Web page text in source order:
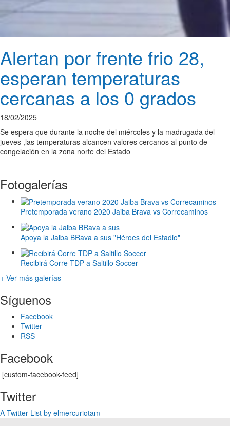
Alertan por frente frio 28,
esperan temperaturas
cercanas a los 0 grados
18/02/2025
Se espera que durante la noche del miércoles y la madrugada del
jueves ,las temperaturas alcancen valores cercanos al punto de
congelación en la zona norte del Estado
Fotogalerías
Pretemporada verano 2020 Jaiba Brava vs Correcaminos
Apoya la Jaiba BRava a sus "Héroes del Estadio"
Recibirá Corre TDP a Saltillo Soccer
+ Ver más galerías
Síguenos
Facebook
Twitter
RSS
Facebook
[custom-facebook-feed]
Twitter
A Twitter List by elmercuriotam